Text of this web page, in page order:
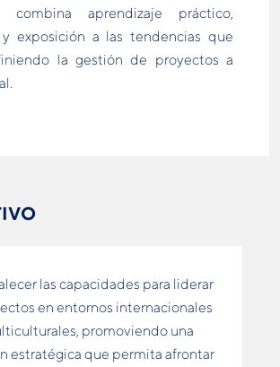
combina aprendizaje práctico,
exposición a las tendencias que
la gestión de proyectos a
las capacidades para liderar
en entornos internacionales
promoviendo una
estratégica que permita afrontar